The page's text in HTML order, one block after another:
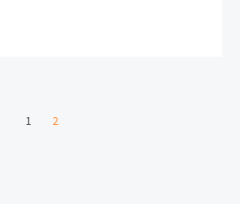
1 2